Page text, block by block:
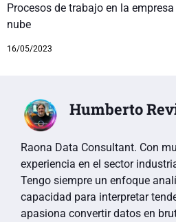
Procesos de trabajo en la
nube
16/05/2023
Humberto
Raona Data Consultant. Con
experiencia en el sector
Tengo siempre un enfoque
capacidad para interpretar
apasiona convertir datos en